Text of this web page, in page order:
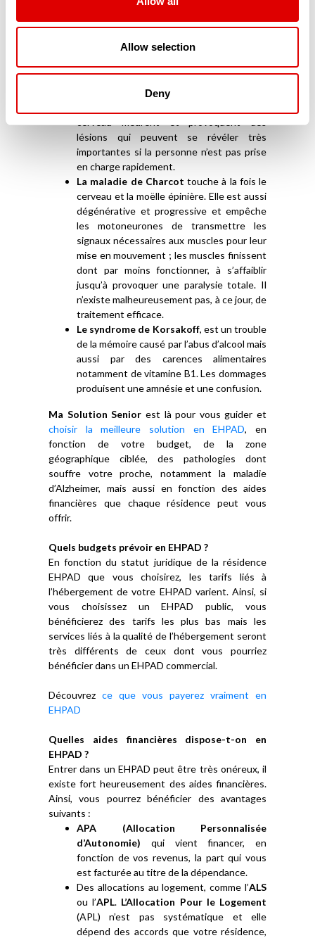
Allow selection
Deny
fonctionnement de la vessie mais aussi du
L’AVC (Accident Vasculaire Cérébral)
suffisamment irrigué et n’apporte plus ni
l’oxygène, ni les nutriments qui lui sont
lésions qui peuvent se révéler très
importantes si la personne n’est pas prise
en charge rapidement.
La maladie de Charcot touche à la fois le
cerveau et la moëlle épinière. Elle est aussi
dégénérative et progressive et empêche
les motoneurones de transmettre les
signaux nécessaires aux muscles pour leur
mise en mouvement ; les muscles finissent
dont par moins fonctionner, à s’affaiblir
jusqu’à provoquer une paralysie totale. Il
n’existe malheureusement pas, à ce jour, de
traitement efficace.
Le syndrome de Korsakoff, est un trouble
de la mémoire causé par l’abus d’alcool mais
aussi par des carences alimentaires
notamment de vitamine B1. Les dommages
produisent une amnésie et une confusion.
Ma Solution Senior est là pour vous guider et
choisir la meilleure solution en EHPAD, en
fonction de votre budget, de la zone
géographique ciblée, des pathologies dont
souffre votre proche, notamment la maladie
d’Alzheimer, mais aussi en fonction des aides
financières que chaque résidence peut vous
offrir.
Quels budgets prévoir en EHPAD ?
En fonction du statut juridique de la résidence
EHPAD que vous choisirez, les tarifs liés à
l’hébergement de votre EHPAD varient. Ainsi, si
vous choisissez un EHPAD public, vous
bénéficierez des tarifs les plus bas mais les
services liés à la qualité de l’hébergement seront
très différents de ceux dont vous pourriez
bénéficier dans un EHPAD commercial.
Découvrez ce que vous payerez vraiment en
EHPAD
Quelles aides financières dispose-t-on en
EHPAD ?
Entrer dans un EHPAD peut être très onéreux, il
existe fort heureusement des aides financières.
Ainsi, vous pourrez bénéficier des avantages
suivants :
APA (Allocation Personnalisée
d’Autonomie) qui vient financer, en
fonction de vos revenus, la part qui vous
est facturée au titre de la dépendance.
Des allocations au logement, comme l’ALS
ou l’APL. L’Allocation Pour le Logement
(APL) n’est pas systématique et elle
dépend des accords que votre résidence,